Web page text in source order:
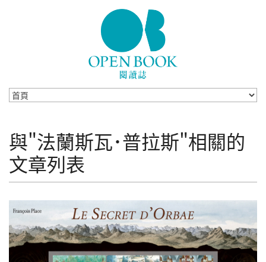
與"法蘭斯瓦･普拉斯"相關的
文章列表